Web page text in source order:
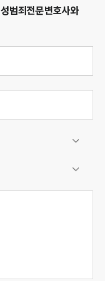
성범죄전문변호사와